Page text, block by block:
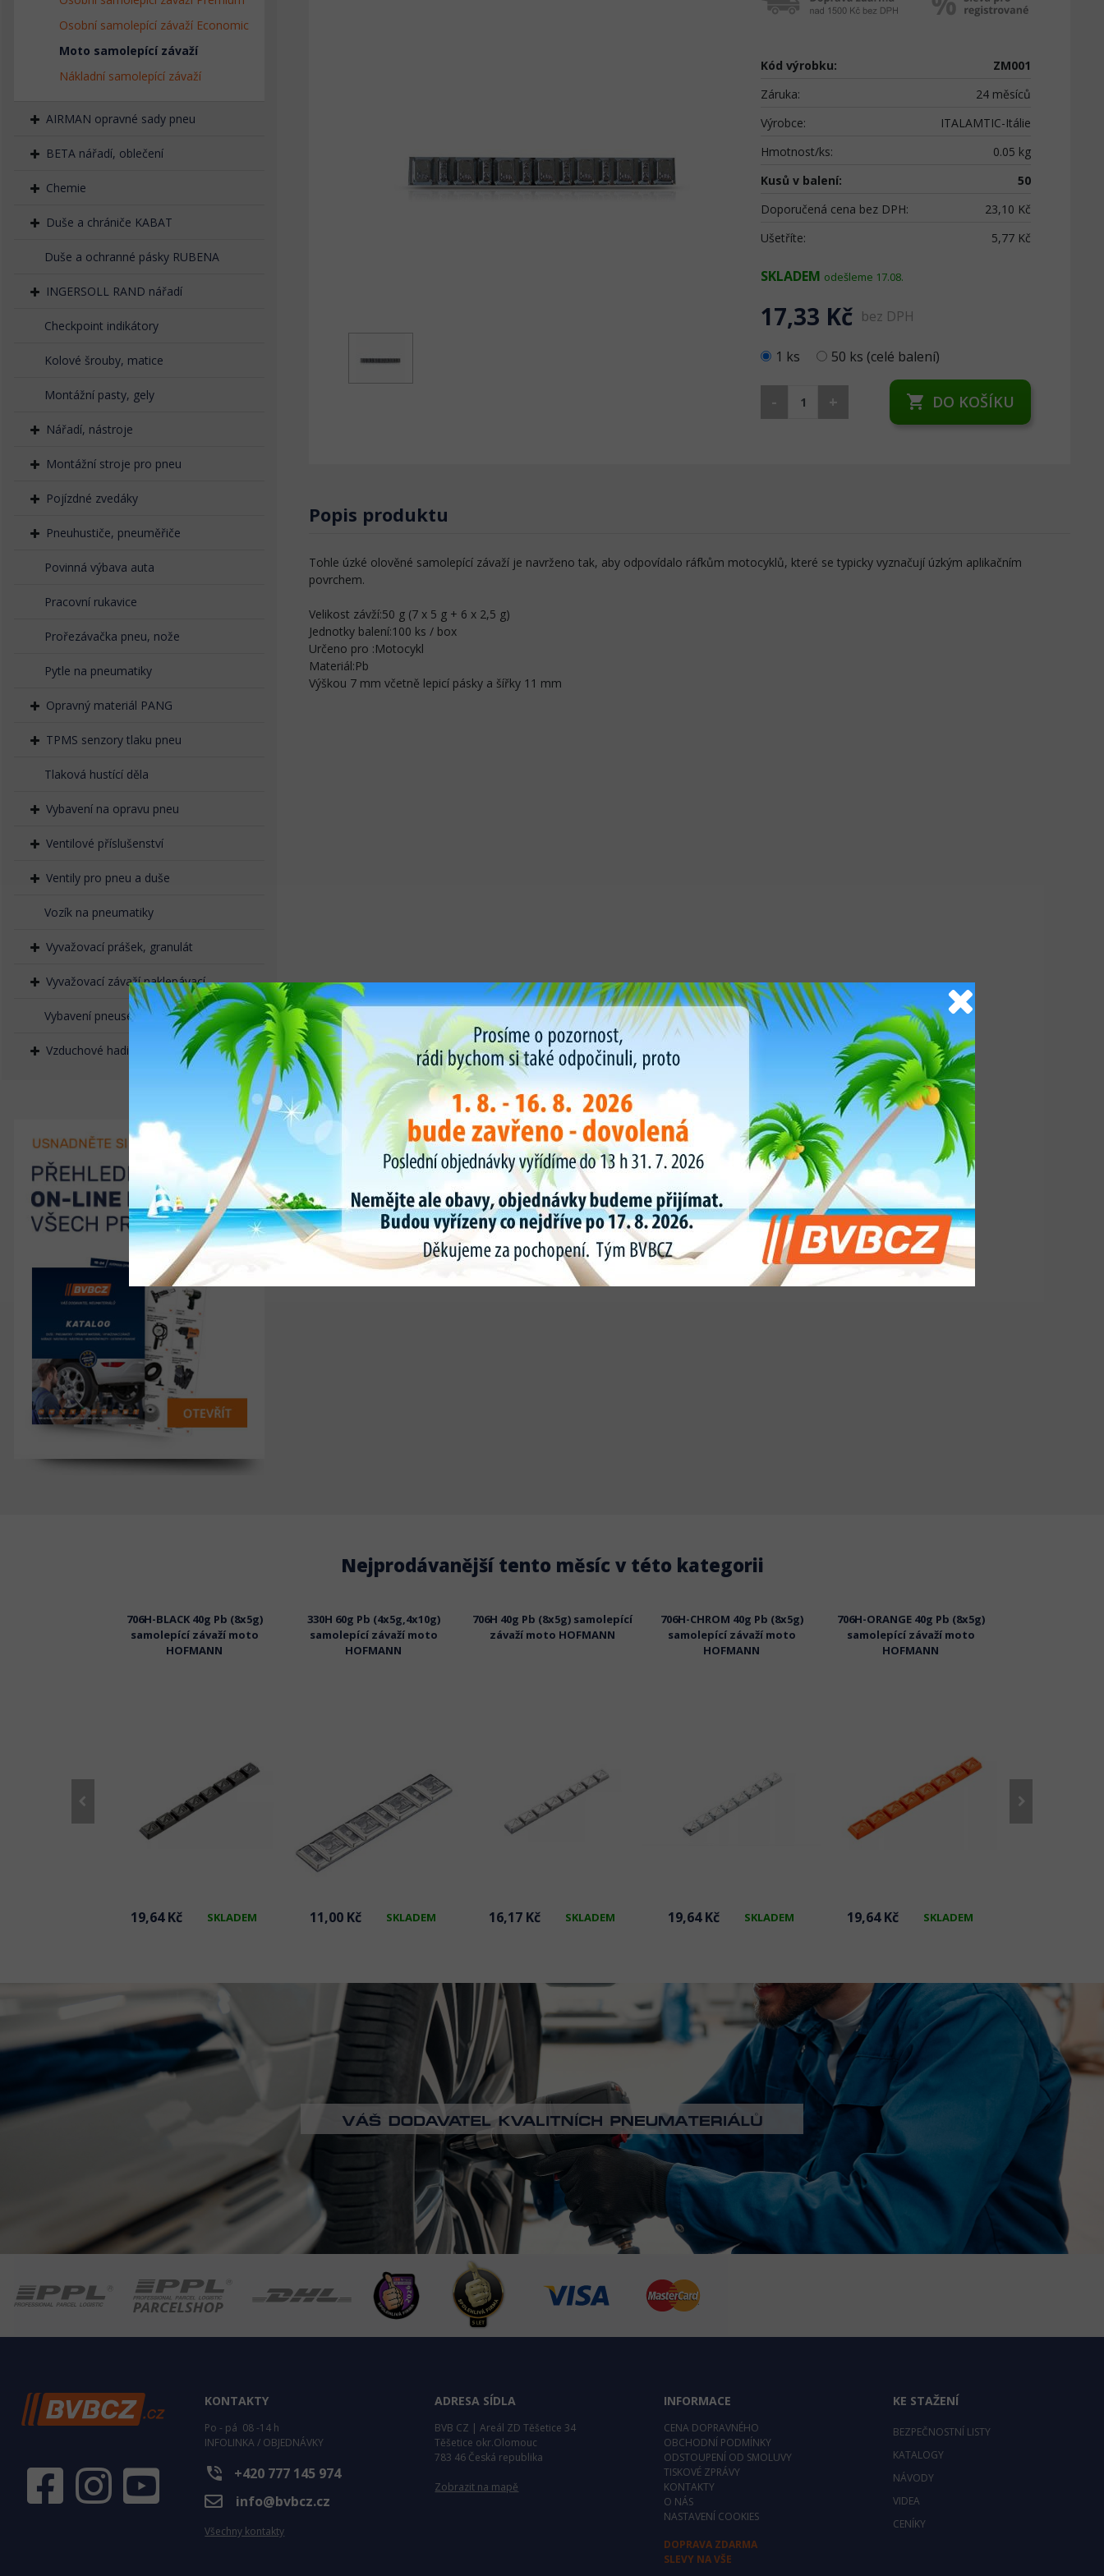
Osobní samolepící závaží Economic
Moto samolepící závaží
Nákladní samolepící závaží
AIRMAN opravné sady pneu
BETA nářadí, oblečení
Chemie
Duše a chrániče KABAT
Duše a ochranné pásky RUBENA
INGERSOLL RAND nářadí
Checkpoint indikátory
Kolové šrouby, matice
Montážní pasty, gely
Nářadí, nástroje
Montážní stroje pro pneu
Pojízdné zvedáky
Pneuhustiče, pneuměřiče
Povinná výbava auta
Pracovní rukavice
Prořezávačka pneu, nože
Pytle na pneumatiky
Opravný materiál PANG
TPMS senzory tlaku pneu
Tlaková hustící děla
Vybavení na opravu pneu
Ventilové příslušenství
Ventily pro pneu a duše
Vozík na pneumatiky
Vyvažovací prášek, granulát
Vyvažovací závaží naklepávací
Vybavení pneuservisů
Vzduchové hadice, rychlospojky
Kód výrobku:
ZM001
Záruka:
24 měsíců
Výrobce:
ITALAMTIC-Itálie
Hmotnost/ks:
0.05 kg
Kusů v balení:
50
Doporučená cena bez DPH:
23,10 Kč
Ušetříte:
5,77 Kč
SKLADEM odešleme 17.08.
17,33 Kč bez DPH
1 ks 50 ks (celé balení)
- + shopping_cart DO KOŠÍKU
Popis produktu
Tohle úzké olověné samolepící závaží je navrženo tak, aby odpovídalo ráfkům motocyklů, které se typicky vyznačují úzkým aplikačním
povrchem.
Velikost závží:50 g (7 x 5 g + 6 x 2,5 g)
Jednotky balení:100 ks / box
Určeno pro :Motocykl
Materiál:Pb
Výškou 7 mm včetně lepicí pásky a šířky 11 mm
Nejprodávanější tento měsíc v této kategorii
706H-BLACK 40g Pb (8x5g)
samolepící závaží moto
HOFMANN
19,64 Kč SKLADEM
330H 60g Pb (4x5g,4x10g)
samolepící závaží moto
HOFMANN
11,00 Kč SKLADEM
706H 40g Pb (8x5g) samolepící
závaží moto HOFMANN
16,17 Kč SKLADEM
706H-CHROM 40g Pb (8x5g)
samolepící závaží moto
HOFMANN
19,64 Kč SKLADEM
706H-ORANGE 40g Pb (8x5g)
samolepící závaží moto
HOFMANN
19,64 Kč SKLADEM
KONTAKTY
Po - pá 08 -14 h
INFOLINKA / OBJEDNÁVKY
phone_in_talk
+420 777 145 974
info@bvbcz.cz
Všechny kontakty
ADRESA SÍDLA
BVB CZ | Areál ZD Těšetice 34
Těšetice okr.Olomouc
783 46 Česká republika
Zobrazit na mapě
INFORMACE
CENA DOPRAVNÉHO
OBCHODNÍ PODMÍNKY
ODSTOUPENÍ OD SMOLUVY
TISKOVÉ ZPRÁVY
KONTAKTY
O NÁS
NASTAVENÍ COOKIES
DOPRAVA ZDARMA
SLEVY NA VŠE
KE STAŽENÍ
BEZPEČNOSTNÍ LISTY
KATALOGY
NÁVODY
VIDEA
CENÍKY